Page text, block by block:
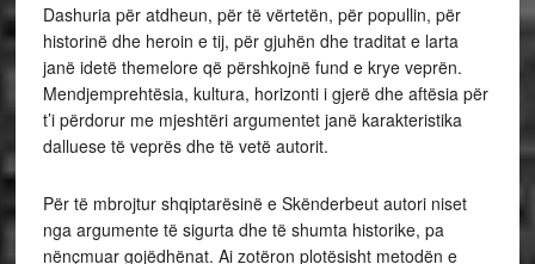
Dashuria për atdheun, për të vërtetën, për popullin, për
historinë dhe heroin e tij, për gjuhën dhe traditat e larta
janë idetë themelore që përshkojnë fund e krye veprën.
Mendjemprehtësia, kultura, horizonti i gjerë dhe aftësia për
t’i përdorur me mjeshtëri argumentet janë karakteristika
dalluese të veprës dhe të vetë autorit.
Për të mbrojtur shqiptarësinë e Skënderbeut autori niset
nga argumente të sigurta dhe të shumta historike, pa
nënçmuar gojëdhënat. Ai zotëron plotësisht metodën e